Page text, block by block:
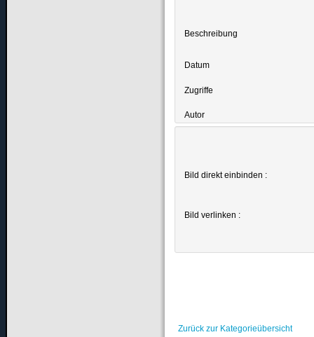
Beschreibung
Datum
Zugriffe
Autor
Bild direkt einbinden :
Bild verlinken :
Zurück zur Kategorieübersicht